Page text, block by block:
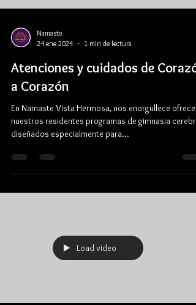
Namaste
24 ene 2024
1 min de lectura
Atenciones y cuidados de
a Corazón
En Namaste Vista Hermosa, nos enorgullece ofrecer
nuestros residentes programas de gimnasia cerebral
diseñados especialmente para...
Load video